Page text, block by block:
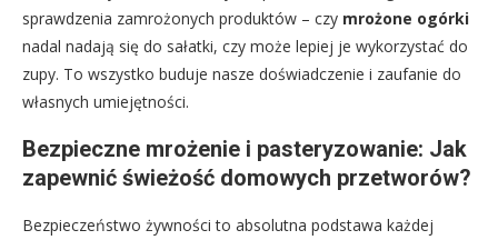
sprawdzenia zamrożonych produktów – czy mrożone ogórki
nadal nadają się do sałatki, czy może lepiej je wykorzystać do
zupy. To wszystko buduje nasze doświadczenie i zaufanie do
własnych umiejętności.
Bezpieczne mrożenie i pasteryzowanie: Jak
zapewnić świeżość domowych przetworów?
Bezpieczeństwo żywności to absolutna podstawa każdej